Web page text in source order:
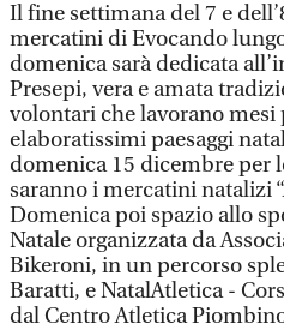
Il fine settimana del 7 e
mercatini di Evocando
domenica sarà dedicata
Presepi, vera e amata
volontari che lavorano mesi
elaboratissimi paesaggi
domenica 15 dicembre per
saranno i mercatini natalizi
Domenica poi spazio allo
Natale organizzata da
Bikeroni, in un percorso
Baratti, e NatalAtletica -
dal Centro Atletica